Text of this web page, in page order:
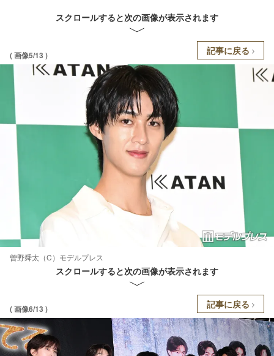
スクロールすると次の画像が表示されます
( 画像5/13 ) 記事に戻る
曽野舜太（C）モデルプレス
スクロールすると次の画像が表示されます
( 画像6/13 ) 記事に戻る